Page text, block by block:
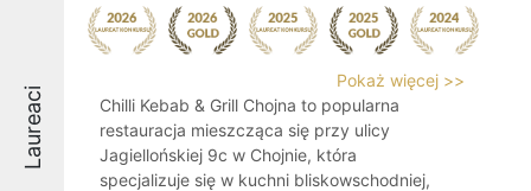
Laureaci
Pokaż więcej >>
Chilli Kebab & Grill Chojna to popularna
restauracja mieszcząca się przy ulicy
Jagiellońskiej 9c w Chojnie, która
specjalizuje się w kuchni bliskowschodniej,